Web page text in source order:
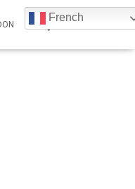
French